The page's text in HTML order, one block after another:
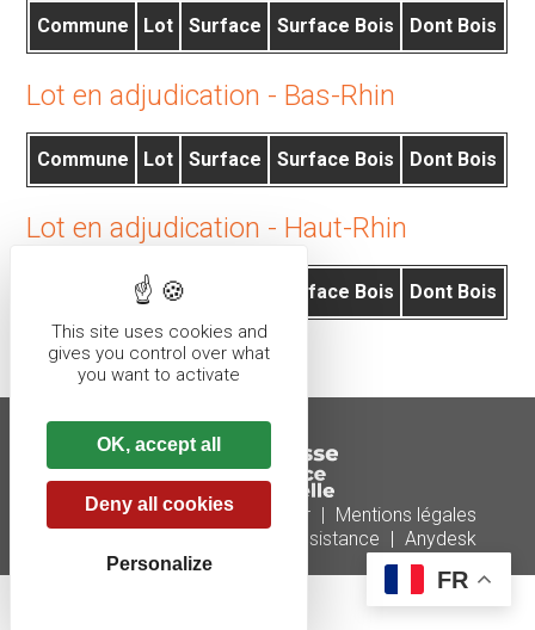
Commune Lot Surface Surface Bois Dont Bois
Lot en adjudication - Bas-Rhin
Commune Lot Surface Surface Bois Dont Bois
Lot en adjudication - Haut-Rhin
Lot Surface Bois Dont Bois
Plan du site | Nous contacter | Mentions légales
Téléassistance | Anydesk
FR
This site uses cookies and
gives you control over what
you want to activate
OK, accept all
Deny all cookies
Personalize